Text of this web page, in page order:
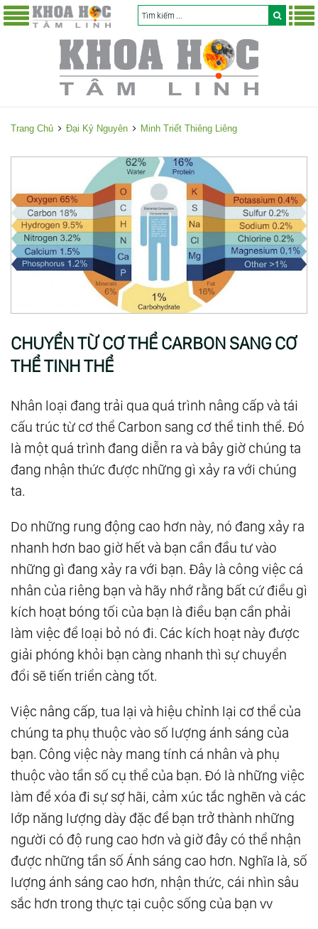
Trang Chủ Đại Kỷ Nguyên Minh Triết Thiêng Liêng
CHUYỂN TỪ CƠ THỂ CARBON SANG CƠ
THỂ TINH THỂ
Nhân loại đang trải qua quá trình nâng cấp và tái
cấu trúc từ cơ thể Carbon sang cơ thể tinh thể. Đó
là một quá trình đang diễn ra và bây giờ chúng ta
đang nhận thức được những gì xảy ra với chúng
ta.
Do những rung động cao hơn này, nó đang xảy ra
nhanh hơn bao giờ hết và bạn cần đầu tư vào
những gì đang xảy ra với bạn. Đây là công việc cá
nhân của riêng bạn và hãy nhớ rằng bất cứ điều gì
kích hoạt bóng tối của bạn là điều bạn cần phải
làm việc để loại bỏ nó đi. Các kích hoạt này được
giải phóng khỏi bạn càng nhanh thì sự chuyển
đổi sẽ tiến triển càng tốt.
Việc nâng cấp, tua lại và hiệu chỉnh lại cơ thể của
chúng ta phụ thuộc vào số lượng ánh sáng của
bạn. Công việc này mang tính cá nhân và phụ
thuộc vào tần số cụ thể của bạn. Đó là những việc
làm để xóa đi sự sợ hãi, cảm xúc tắc nghẽn và các
lớp năng lượng dày đặc để bạn trở thành những
người có độ rung cao hơn và giờ đây có thể nhận
được những tần số Ánh sáng cao hơn. Nghĩa là, số
lượng ánh sáng cao hơn, nhận thức, cái nhìn sâu
sắc hơn trong thực tại cuộc sống của bạn vv